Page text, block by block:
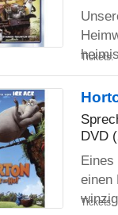
Tickets:
DVD
Eines
einen
Tickets: